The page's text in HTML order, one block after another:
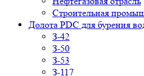
Строительная
Долота PDC для бурения
З-42
З-50
З-53
З-117